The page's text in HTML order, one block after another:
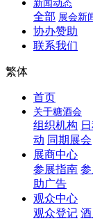
新闻动态
全部 展会新
协办赞助
联系我们
繁体
首页
关于糖酒会
组织机构
动 同期展会
展商中心
参展指南
助广告
观众中心
观众登记